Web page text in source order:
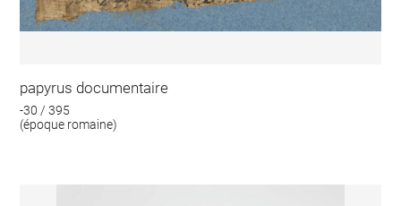
papyrus documentaire
-30 / 395
(époque romaine)